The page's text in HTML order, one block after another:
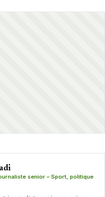
senior – Sport, politique